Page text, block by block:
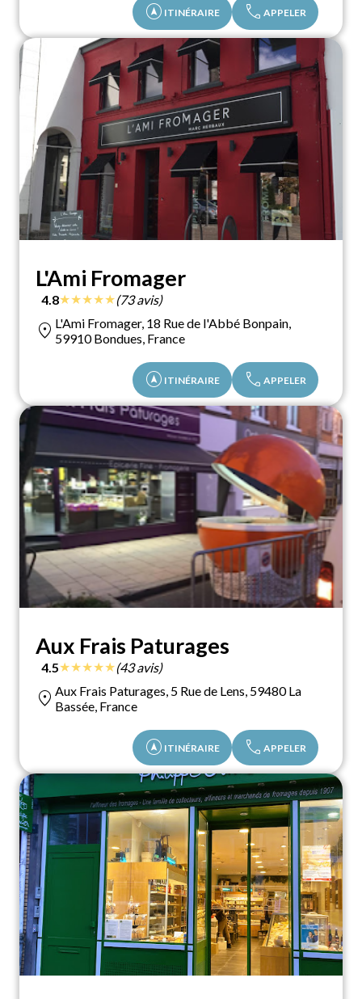
assistant_navigation ITINÉRAIRE call APPELER
L'Ami Fromager
4.8★★★★★(73 avis)
location_on L'Ami Fromager, 18 Rue de l'Abbé Bonpain,
59910 Bondues, France
assistant_navigation ITINÉRAIRE call APPELER
Aux Frais Paturages
4.5★★★★★(43 avis)
location_on Aux Frais Paturages, 5 Rue de Lens, 59480 La
Bassée, France
assistant_navigation ITINÉRAIRE call APPELER